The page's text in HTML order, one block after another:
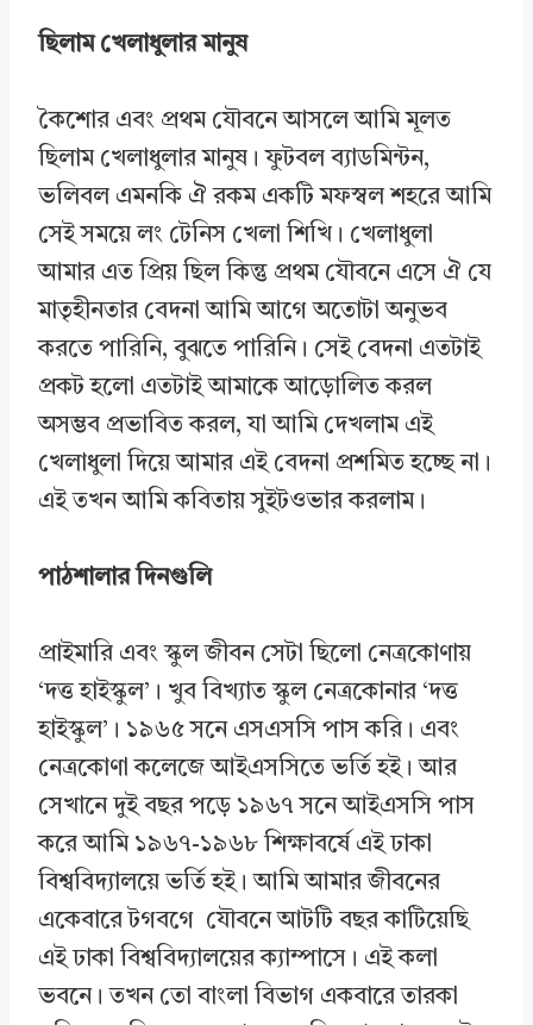
ছিলাম খেলাধুলার মানুষ
কৈশোর এবং প্রথম যৌবনে আসলে আমি মূলত
ছিলাম খেলাধুলার মানুষ। ফুটবল ব্যাডমিন্টন,
ভলিবল এমনকি ঐ রকম একটি মফস্বল শহরে আমি
সেই সময়ে লং টেনিস খেলা শিখি। খেলাধুলা
আমার এত প্রিয় ছিল কিন্তু প্রথম যৌবনে এসে ঐ যে
মাতৃহীনতার বেদনা আমি আগে অতোটা অনুভব
করতে পারিনি, বুঝতে পারিনি। সেই বেদনা এতটাই
প্রকট হলো এতটাই আমাকে আড়োলিত করল
অসম্ভব প্রভাবিত করল, যা আমি দেখলাম এই
খেলাধুলা দিয়ে আমার এই বেদনা প্রশমিত হচ্ছে না।
এই তখন আমি কবিতায় সুইটওভার করলাম।
পাঠশালার দিনগুলি
প্রাইমারি এবং স্কুল জীবন সেটা ছিলো নেত্রকোণায়
‘দত্ত হাইস্কুল’। খুব বিখ্যাত স্কুল নেত্রকোনার ‘দত্ত
হাইস্কুল’। ১৯৬৫ সনে এসএসসি পাস করি। এবং
নেত্রকোণা কলেজে আইএসসিতে ভর্তি হই। আর
সেখানে দুই বছর পড়ে ১৯৬৭ সনে আইএসসি পাস
করে আমি ১৯৬৭-১৯৬৮ শিক্ষাবর্ষে এই ঢাকা
বিশ্ববিদ্যালয়ে ভর্তি হই। আমি আমার জীবনের
একেবারে টগবগে যৌবনে আটটি বছর কাটিয়েছি
এই ঢাকা বিশ্ববিদ্যালয়ের ক্যাম্পাসে। এই কলা
ভবনে। তখন তো বাংলা বিভাগ একবারে তারকা